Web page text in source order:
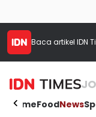
Baca artikel IDN
HomeFoodNews